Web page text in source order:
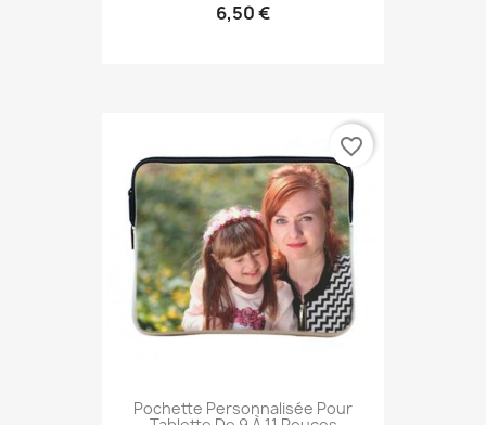
6,50 €
Pochette Personnalisée Pour
favorite_border